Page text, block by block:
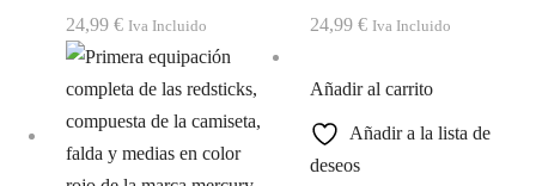
24,99 € Iva Incluido 24,99 € Iva Incluido
Añadir al carrito
Añadir a la lista de
deseos